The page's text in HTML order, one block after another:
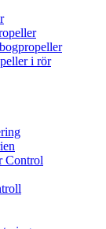
i rör
Control